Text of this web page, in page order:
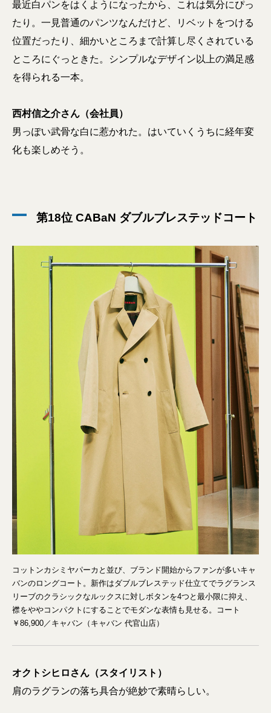
最近白パンをはくようになったから、これは気分にぴっ
たり。一見普通のパンツなんだけど、リベットをつける
位置だったり、細かいところまで計算し尽くされている
ところにぐっときた。シンプルなデザイン以上の満足感
を得られる一本。
西村信之介さん（会社員）
男っぽい武骨な白に惹かれた。はいていくうちに経年変
化も楽しめそう。
第18位 CABaN ダブルブレステッドコート
コットンカシミヤパーカと並び、ブランド開始からファンが多いキャ
バンのロングコート。新作はダブルブレステッド仕立てでラグランス
リーブのクラシックなルックスに対しボタンを4つと最小限に抑え、
襟をややコンパクトにすることでモダンな表情も見せる。コート
￥86,900／キャバン（キャバン 代官山店）
オクトシヒロさん（スタイリスト）
肩のラグランの落ち具合が絶妙で素晴らしい。